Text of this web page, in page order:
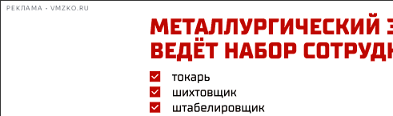
РЕКЛАМА • VMZKO.RU